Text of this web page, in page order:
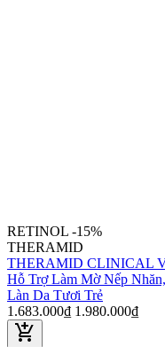
RETINOL -15%
THERAMID
THERAMID CLINICAL
Hỗ Trợ Làm Mờ Nếp
Làn Da Tươi Trẻ
1.683.000₫ 1.980.000₫
add_shopping_cart